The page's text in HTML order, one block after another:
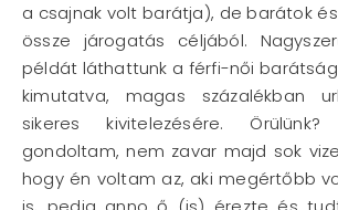
a csajnak volt barátja), de barátok
össze járogatás céljából.
példát láthattunk a férfi-női
kimutatva, magas százalékban
sikeres kivitelezésére.
gondoltam, nem zavar majd sok
hogy én voltam az, aki megértőbb